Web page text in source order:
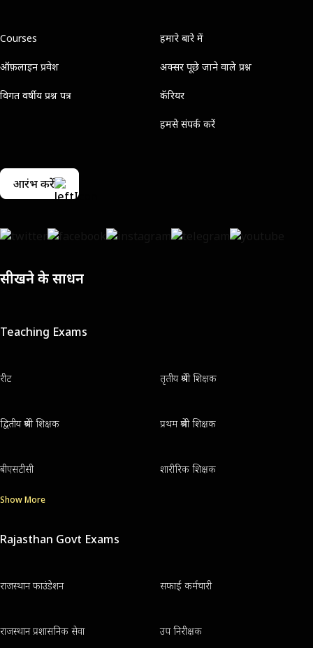
Courses
ऑफ़लाइन प्रवेश
विगत वर्षीय प्रश्न पत्र
हमारे बारे में
अक्सर पूछे जाने वाले प्रश्न
कॅरियर
हमसे संपर्क करें
आरंभ करें
सीखने के साधन
Teaching Exams
रीट तृतीय श्रेणी शिक्षक
द्वितीय श्रेणी शिक्षक प्रथम श्रेणी शिक्षक
बीएसटीसी शारीरिक शिक्षक
Show More
Rajasthan Govt Exams
राजस्थान फाउंडेशन सफाई कर्मचारी
राजस्थान प्रशासनिक सेवा उप निरीक्षक